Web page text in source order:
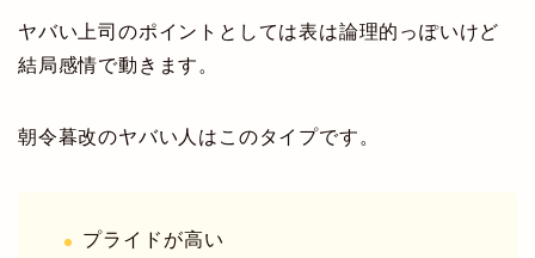
ヤバい上司のポイントとしては表は論理的っぽいけど
結局感情で動きます。
朝令暮改のヤバい人はこのタイプです。
プライドが高い